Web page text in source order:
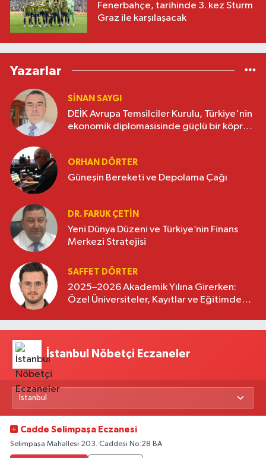
Fenerbahçe, tarihinde 3. kez Sturm
Graz ile karşılaşacak
Yazarlar
SINAN SAYGI
DEİK Avrupa Temsilciler Kurulu, Türkiye'nin
ekonomik diplomasisinde güçlü bir köprü
ORHAN DÖRTER
Güneşin Bereketi ve Depolama Çağı
DR. FARUK ÇETİN
Yeni Dünya Düzeni ve Türkiye’nin Finans
Merkezi Stratejisi
SAFFET DÖRTER
2025–2026 Akademik Yılına Girerken:
Özel Üniversiteler, Kayıtlar ve Eğitimde
İstanbul Nöbetçi Eczaneler
Cadde Selimpaşa Eczanesi
Selimpaşa Mahallesi 203. Caddesi No:28 BA